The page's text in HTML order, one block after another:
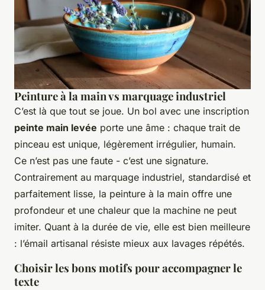
Peinture à la main vs marquage industriel
C’est là que tout se joue. Un bol avec une inscription
peinte main levée porte une âme : chaque trait de
pinceau est unique, légèrement irrégulier, humain.
Ce n’est pas une faute - c’est une signature.
Contrairement au marquage industriel, standardisé et
parfaitement lisse, la peinture à la main offre une
profondeur et une chaleur que la machine ne peut
imiter. Quant à la durée de vie, elle est bien meilleure
: l’émail artisanal résiste mieux aux lavages répétés.
Choisir les bons motifs pour accompagner le
texte